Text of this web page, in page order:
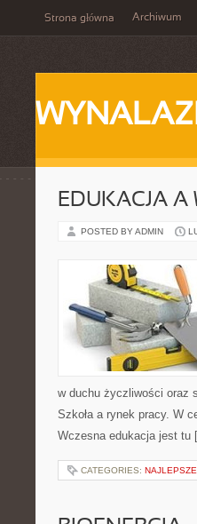
Strona główna Archiwum
EDUKACJA A
POSTED BY ADMIN
w duchu życzliwości oraz
Szkoła a rynek pracy. W
Wczesna edukacja jest tu
CATEGORIES: